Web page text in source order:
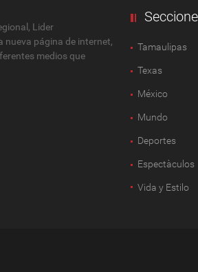
Lider
nueva página de internet,
medios que
Tamaulipas
Texas
México
Mundo
Deportes
Espectàculos
Vida y Estilo